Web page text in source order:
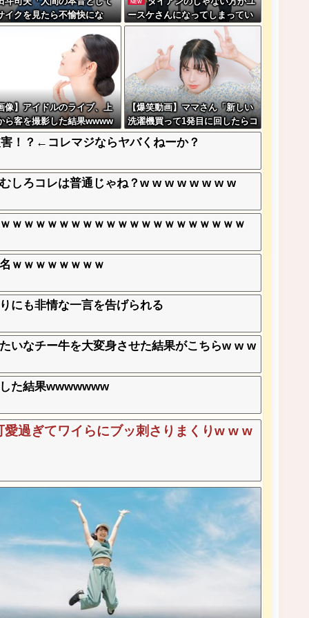
イクを見たら不愉快にな
この責任をどうとるんだ」
NEW
ースケさんになってしまってい
るという事実←これ
像】アイドルのライブ、上
ら客を撮影した結果wwww
【爆笑動画】ママさん「新しい
洗濯機買って1発目に回したらコ
レw」←こwれwはw w w w w w
w w w w
！？←コレマジならヤバくねーか？
しろコレは普通じゃね？w w w w w w w w
ｗｗｗｗｗｗｗｗｗｗｗｗｗｗｗｗｗｗｗｗ
ｗｗｗｗｗｗｗｗ
にも非情な一言を告げられる
いなチー牛を大変身させた結果がこちらw w w
た結果wwwwwww
過ぎてワイらにブッ刺さりまくりw w w